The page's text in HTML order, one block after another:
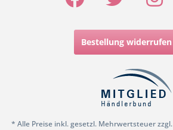
Bestellung widerrufen
* Alle Preise inkl. gesetzl. Mehrwertsteuer zzgl.